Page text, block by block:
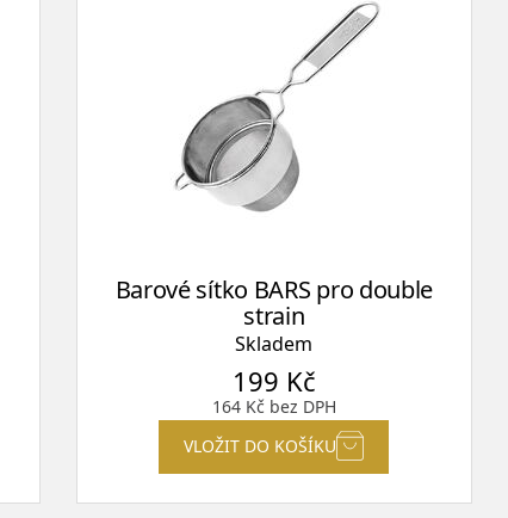
Barové sítko BARS pro double
strain
Skladem
199 Kč
164 Kčbez DPH
VLOŽIT DO KOŠÍKU